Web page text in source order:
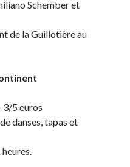
vélorution toute personnelle
ma vélorution toute
Schember et
de la Guillotière au
3/5 euros
danses, tapas et